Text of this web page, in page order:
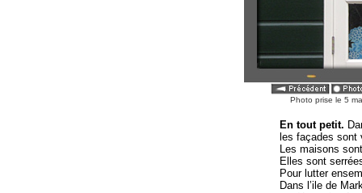
Photo prise le 5
En tout petit.
les façades
Les maisons
Elles sont
Pour lutter
Dans l’ile de